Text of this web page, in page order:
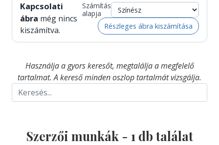
Kapcsolati
ábra még nincs
kiszámítva.
Számítás
alapja
Részleges ábra kiszámítása
Használja a gyors keresőt, megtalálja a megfelelő
tartalmat. A kereső minden oszlop tartalmát vizsgálja.
Szerzői munkák - 1 db találat